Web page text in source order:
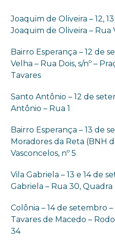
Joaquim de Oliveira – 12,
Joaquim de Oliveira – Rua
Bairro Esperança – 12 de
Velha – Rua Dois, s/nº –
Tavares
Santo Antônio – 12 de
Antônio – Rua 1
Bairro Esperança – 13 de
Moradores da Reta (BNH
Vasconcelos, nº 5
Vila Gabriela – 13 e 14 de
Gabriela – Rua 30, Quadra
Colônia – 14 de setembro
Tavares de Macedo –
34